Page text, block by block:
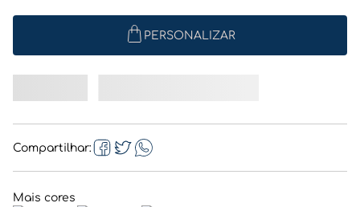
folha memórias barriga
PERSONALIZAR
Compartilhar